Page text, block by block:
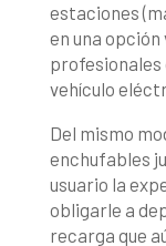
estaciones
en una
profesionales
vehículo
Del mismo
enchufables
usuario la
obligarle a
recarga que